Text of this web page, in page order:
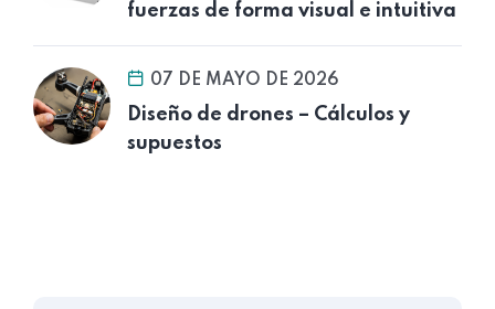
fuerzas de forma visual e intuitiva
07 DE MAYO DE 2026
Diseño de drones – Cálculos y
supuestos